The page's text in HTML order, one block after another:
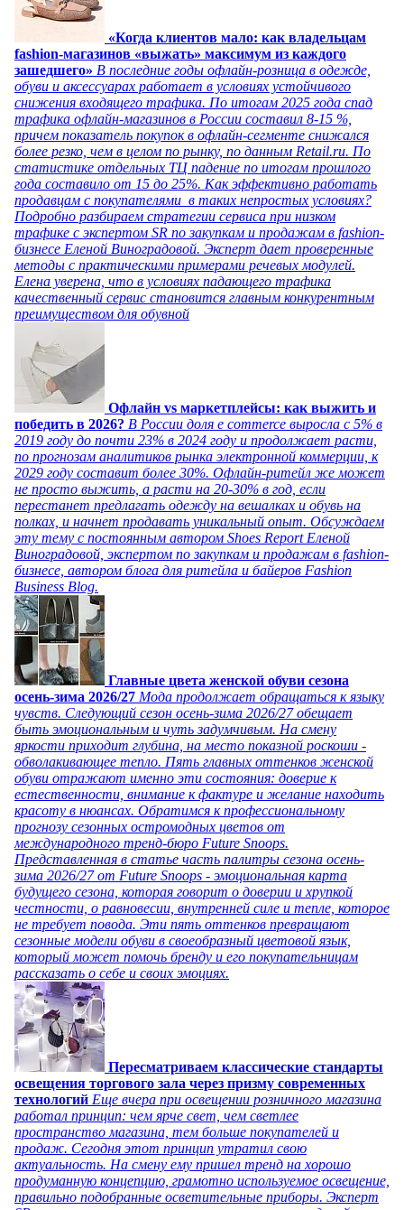
«Когда клиентов мало: как владельцам
fashion-магазинов «выжать» максимум из каждого
зашедшего» В последние годы офлайн-розница в одежде,
обуви и аксессуарах работает в условиях устойчивого
снижения входящего трафика. По итогам 2025 года спад
трафика офлайн-магазинов в России составил 8-15 %,
причем показатель покупок в офлайн-сегменте снижался
более резко, чем в целом по рынку, по данным Retail.ru. По
статистике отдельных ТЦ падение по итогам прошлого
года составило от 15 до 25%. Как эффективно работать
продавцам с покупателями в таких непростых условиях?
Подробно разбираем стратегии сервиса при низком
трафике с экспертом SR по закупкам и продажам в fashion-
бизнесе Еленой Виноградовой. Эксперт дает проверенные
методы с практическими примерами речевых модулей.
Елена уверена, что в условиях падающего трафика
качественный сервис становится главным конкурентным
преимуществом для обувной
Офлайн vs маркетплейсы: как выжить и
победить в 2026? В России доля e commerce выросла с 5% в
2019 году до почти 23% в 2024 году и продолжает расти,
по прогнозам аналитиков рынка электронной коммерции, к
2029 году составит более 30%. Офлайн-ритейл же может
не просто выжить, а расти на 20-30% в год, если
перестанет предлагать одежду на вешалках и обувь на
полках, и начнет продавать уникальный опыт. Обсуждаем
эту тему с постоянным автором Shoes Report Еленой
Виноградовой, экспертом по закупкам и продажам в fashion-
бизнесе, автором блога для ритейла и байеров Fashion
Business Blog.
Главные цвета женской обуви сезона
осень-зима 2026/27 Мода продолжает обращаться к языку
чувств. Следующий сезон осень-зима 2026/27 обещает
быть эмоциональным и чуть задумчивым. На смену
яркости приходит глубина, на место показной роскоши -
обволакивающее тепло. Пять главных оттенков женской
обуви отражают именно эти состояния: доверие к
естественности, внимание к фактуре и желание находить
красоту в нюансах. Обратимся к профессиональному
прогнозу сезонных остромодных цветов от
международного тренд-бюро Future Snoops.
Представленная в статье часть палитры сезона осень-
зима 2026/27 от Future Snoops - эмоциональная карта
будущего сезона, которая говорит о доверии и хрупкой
честности, о равновесии, внутренней силе и тепле, которое
не требует повода. Эти пять оттенков превращают
сезонные модели обуви в своеобразный цветовой язык,
который может помочь бренду и его покупательницам
рассказать о себе и своих эмоциях.
Пересматриваем классические стандарты
освещения торгового зала через призму современных
технологий Еще вчера при освещении розничного магазина
работал принцип: чем ярче свет, чем светлее
пространство магазина, тем больше покупателей и
продаж. Сегодня этот принцип утратил свою
актуальность. На смену ему пришел тренд на хорошо
продуманную концепцию, грамотно используемое освещение,
правильно подобранные осветительные приборы. Эксперт